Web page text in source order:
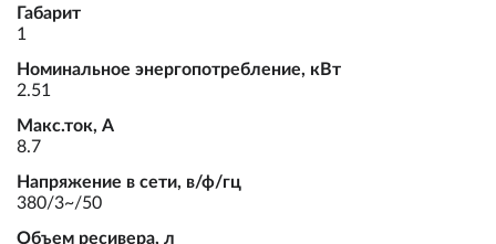
Габарит
1
Номинальное энергопотребление, кВт
2.51
Макс.ток, А
8.7
Напряжение в сети, в/ф/гц
380/3~/50
Объем ресивера, л